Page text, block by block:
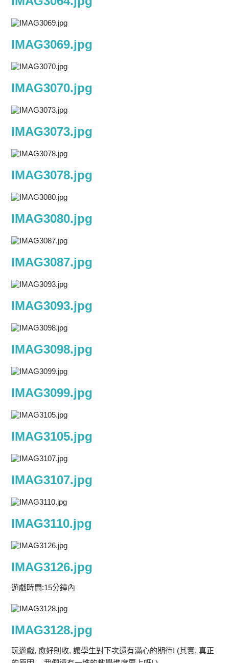
IMAG3069.jpg
IMAG3070.jpg
IMAG3073.jpg
IMAG3078.jpg
IMAG3080.jpg
IMAG3087.jpg
IMAG3093.jpg
IMAG3098.jpg
IMAG3099.jpg
IMAG3105.jpg
IMAG3107.jpg
IMAG3110.jpg
IMAG3126.jpg
遊戲時間:15分鐘內
IMAG3128.jpg
玩遊戲, 愈好則收, 讓學生對下次還有滿心的期待! (其實, 真正